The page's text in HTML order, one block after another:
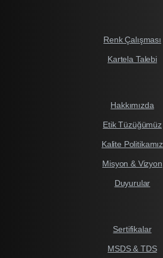
Renk Çalışması
Kartela Talebi
Hakkımızda
Etik Tüzüğümüz
Kalite Politikamız
Misyon & Vizyon
Duyurular
Sertifikalar
MSDS & TDS